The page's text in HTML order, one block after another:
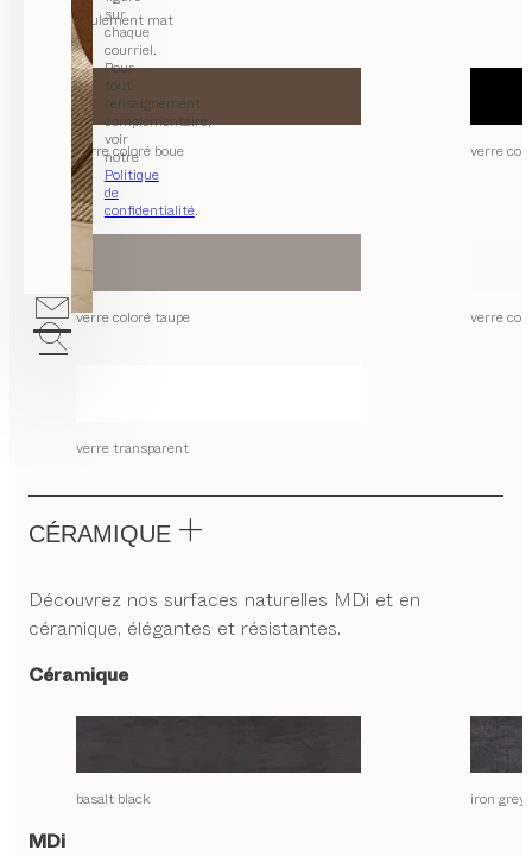
sur
chaque
courriel.
Pour
tout
renseignement
complémentaire,
voir
notre
Politique
de
confidentialité.
seulement mat
verre coloré boue verre
verre coloré taupe verre
verre transparent
CÉRAMIQUE
Découvrez nos surfaces naturelles MDi et en
céramique, élégantes et résistantes.
Céramique
basalt black iron grey
MDi